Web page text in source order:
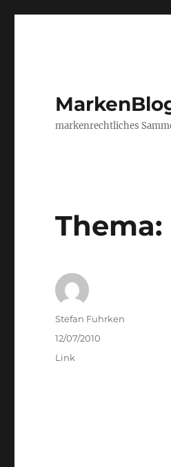
markenrechtliches
Author
Stefan Fuhrken
Posted
on
12/07/2010
Categories
Link